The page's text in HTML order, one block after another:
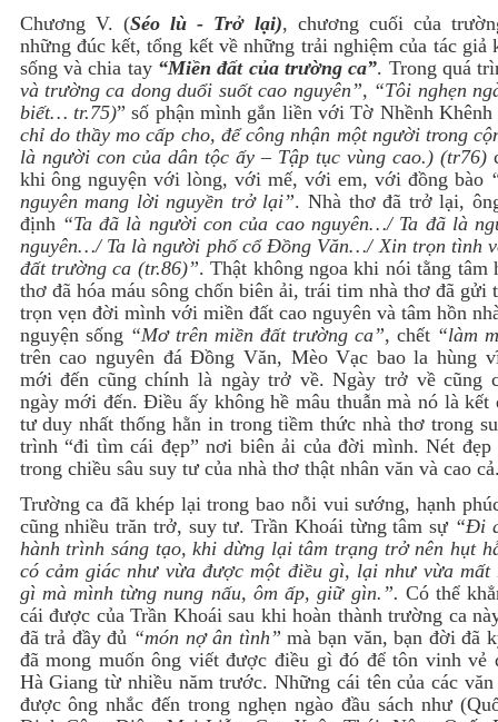
Chương V. (Séo lù - Trở lại), chương cuối của
những đúc kết, tổng kết về những trải nghiệm của tác giả
sống và chia tay “Miền đất của trường ca”. Trong quá
và trường ca dong duổi suốt cao nguyên”, “Tôi nghẹn
biết… tr.75)” số phận mình gắn liền với Tờ Nhềnh Khênh
chỉ do thầy mo cấp cho, để công nhận một người trong
là người con của dân tộc ấy – Tập tục vùng cao.) (tr76)
khi ông nguyện với lòng, với mế, với em, với đồng bào
nguyên mang lời nguyền trở lại”. Nhà thơ đã trở lại,
định “Ta đã là người con của cao nguyên…/ Ta đã là
nguyên…/ Ta là người phố cổ Đồng Văn…/ Xin trọn tình
đất trường ca (tr.86)”. Thật không ngoa khi nói tằng tâm
thơ đã hóa máu sông chốn biên ải, trái tim nhà thơ đã gửi
trọn vẹn đời mình với miền đất cao nguyên và tâm hồn
nguyện sống “Mơ trên miền đất trường ca”, chết “làm
trên cao nguyên đá Đồng Văn, Mèo Vạc bao la hùng
mới đến cũng chính là ngày trở về. Ngày trở về cũng
ngày mới đến. Điều ấy không hề mâu thuẫn mà nó là kết
tư duy nhất thống hằn in trong tiềm thức nhà thơ trong
trình “đi tìm cái đẹp” nơi biên ải của đời mình. Nét đẹp
trong chiều sâu suy tư của nhà thơ thật nhân văn và cao
Trường ca đã khép lại trong bao nỗi vui sướng, hạnh
cũng nhiều trăn trở, suy tư. Trần Khoái từng tâm sự “Đi
hành trình sáng tạo, khi dừng lại tâm trạng trở nên hụt
có cảm giác như vừa được một điều gì, lại như vừa mất
gì mà mình từng nung nấu, ôm ấp, giữ gìn.”. Có thể
cái được của Trần Khoái sau khi hoàn thành trường ca
đã trả đầy đủ “món nợ ân tình” mà bạn văn, bạn đời đã
đã mong muốn ông viết được điều gì đó để tôn vinh vẻ
Hà Giang từ nhiều năm trước. Những cái tên của các
được ông nhắc đến trong nghẹn ngào đầu sách như